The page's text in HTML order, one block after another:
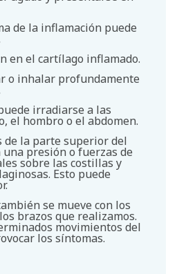
de la inflamación puede
en el cartílago inflamado.
o inhalar profundamente
irradiarse a las
el hombro o el abdomen.
de la parte superior del
presión o fuerzas de
sobre las costillas y
Esto puede
se mueve con los
brazos que realizamos.
movimientos del
los síntomas.